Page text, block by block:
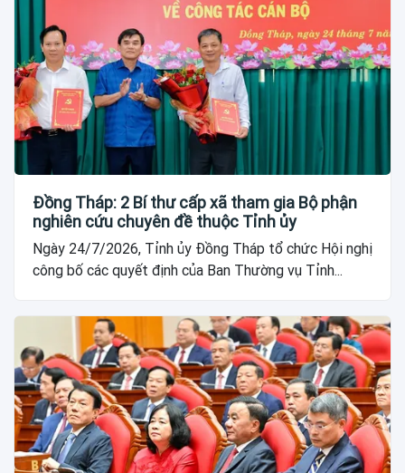
Đồng Tháp: 2 Bí thư cấp xã tham gia Bộ phận
nghiên cứu chuyên đề thuộc Tỉnh ủy
Ngày 24/7/2026, Tỉnh ủy Đồng Tháp tổ chức Hội nghị
công bố các quyết định của Ban Thường vụ Tỉnh...